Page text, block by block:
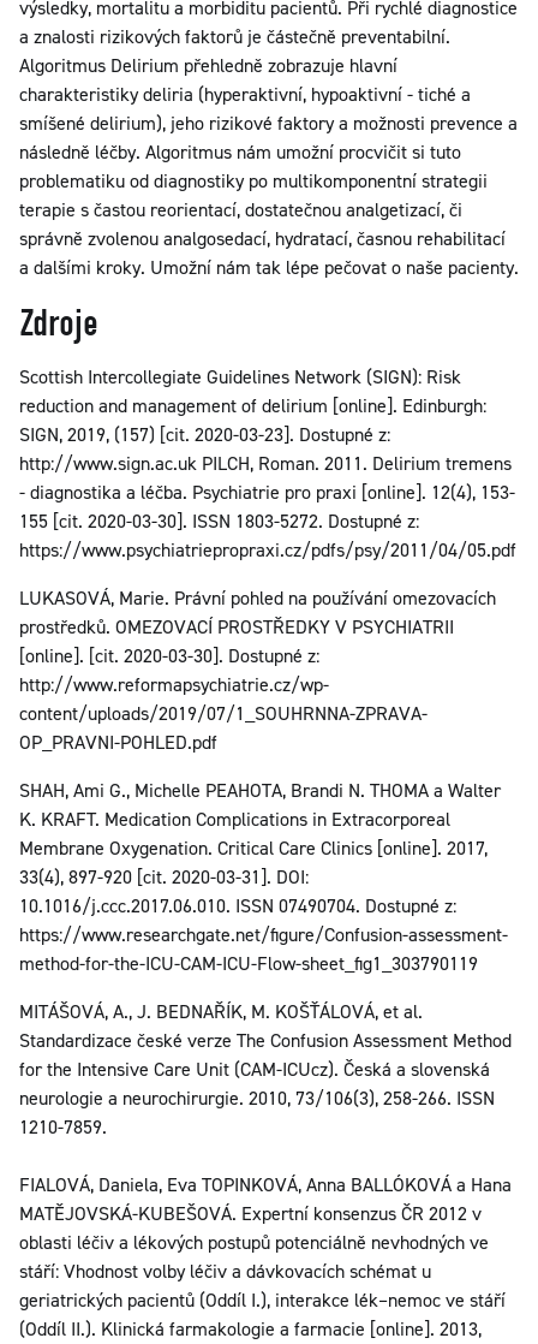
výsledky, mortalitu a morbiditu pacientů. Při rychlé diagnostice
a znalosti rizikových faktorů je částečně preventabilní.
Algoritmus Delirium přehledně zobrazuje hlavní
charakteristiky deliria (hyperaktivní, hypoaktivní - tiché a
smíšené delirium), jeho rizikové faktory a možnosti prevence a
následně léčby. Algoritmus nám umožní procvičit si tuto
problematiku od diagnostiky po multikomponentní strategii
terapie s častou reorientací, dostatečnou analgetizací, či
správně zvolenou analgosedací, hydratací, časnou rehabilitací
a dalšími kroky. Umožní nám tak lépe pečovat o naše pacienty.
Zdroje
Scottish Intercollegiate Guidelines Network (SIGN): Risk
reduction and management of delirium [online]. Edinburgh:
SIGN, 2019, (157) [cit. 2020-03-23]. Dostupné z:
http://www.sign.ac.uk PILCH, Roman. 2011. Delirium tremens
- diagnostika a léčba. Psychiatrie pro praxi [online]. 12(4), 153-
155 [cit. 2020-03-30]. ISSN 1803-5272. Dostupné z:
https://www.psychiatriepropraxi.cz/pdfs/psy/2011/04/05.pdf
LUKASOVÁ, Marie. Právní pohled na používání omezovacích
prostředků. OMEZOVACÍ PROSTŘEDKY V PSYCHIATRII
[online]. [cit. 2020-03-30]. Dostupné z:
http://www.reformapsychiatrie.cz/wp-
content/uploads/2019/07/1_SOUHRNNA-ZPRAVA-
OP_PRAVNI-POHLED.pdf
SHAH, Ami G., Michelle PEAHOTA, Brandi N. THOMA a Walter
K. KRAFT. Medication Complications in Extracorporeal
Membrane Oxygenation. Critical Care Clinics [online]. 2017,
33(4), 897-920 [cit. 2020-03-31]. DOI:
10.1016/j.ccc.2017.06.010. ISSN 07490704. Dostupné z:
https://www.researchgate.net/figure/Confusion-assessment-
method-for-the-ICU-CAM-ICU-Flow-sheet_fig1_303790119
MITÁŠOVÁ, A., J. BEDNAŘÍK, M. KOŠŤÁLOVÁ, et al.
Standardizace české verze The Confusion Assessment Method
for the Intensive Care Unit (CAM‑ICUcz). Česká a slovenská
neurologie a neurochirurgie. 2010, 73/106(3), 258-266. ISSN
1210-7859.
FIALOVÁ, Daniela, Eva TOPINKOVÁ, Anna BALLÓKOVÁ a Hana
MATĚJOVSKÁ-KUBEŠOVÁ. Expertní konsenzus ČR 2012 v
oblasti léčiv a lékových postupů potenciálně nevhodných ve
stáří: Vhodnost volby léčiv a dávkovacích schémat u
geriatrických pacientů (Oddíl I.), interakce lék–nemoc ve stáří
(Oddíl II.). Klinická farmakologie a farmacie [online]. 2013,